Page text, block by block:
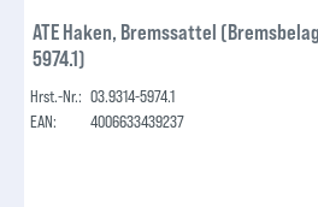
ATE Haken, Bremssattel
5974.1)
Hrst.-Nr.: 03.9314-5974.1
EAN:
4006633439237